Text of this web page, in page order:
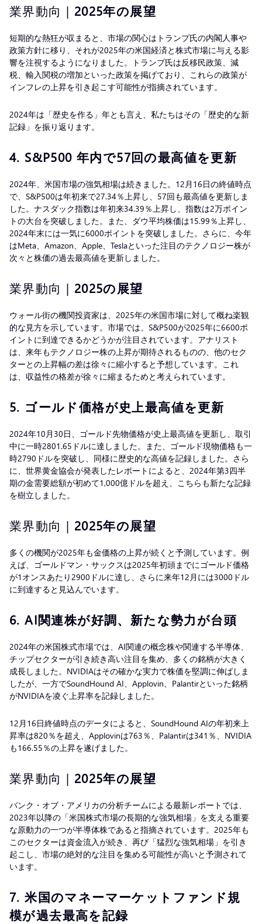
業界動向 | 2025年の展望
短期的な熱狂が収まると、市場の関心はトランプ氏の内閣人事や
政策方針に移り、それが2025年の米国経済と株式市場に与える影
響を注視するようになりました。トランプ氏は反移民政策、減
税、輸入関税の増加といった政策を掲げており、これらの政策が
インフレの上昇を引き起こす可能性が指摘されています。
2024年は「歴史を作る」年とも言え、私たちはその「歴史的な新
記録」を振り返ります。
4. S&P500 年内で57回の最高値を更新
2024年、米国市場の強気相場は続きました。12月16日の終値時点
で、S&P500は年初来で27.34％上昇し、57回も最高値を更新しま
した。ナスダック指数は年初来34.39％上昇し、指数は2万ポイン
トの大台を突破しました。また、ダウ平均株価は15.99％上昇し、
2024年末には一気に6000ポイントを突破しました。さらに、今年
はMeta、Amazon、Apple、Teslaといった注目のテクノロジー株が
次々と株価の過去最高値を更新しました。
業界動向 | 2025の展望
ウォール街の機関投資家は、2025年の米国市場に対して概ね楽観
的な見方を示しています。市場では、S&P500が2025年に6600ポ
イントに到達できるかどうかが注目されています。アナリスト
は、来年もテクノロジー株の上昇が期待されるものの、他のセク
ターとの上昇幅の差は徐々に縮小すると予想しています。これ
は、収益性の格差が徐々に縮まるためと考えられています。
5. ゴールド価格が史上最高値を更新
2024年10月30日、ゴールド先物価格が史上最高値を更新し、取引
中に一時2801.65ドルに達しました。また、ゴールド現物価格も一
時2790ドルを突破し、同様に歴史的な高値を記録しました。さら
に、世界黄金協会が発表したレポートによると、2024年第3四半
期の金需要総額が初めて1,000億ドルを超え、こちらも新たな記録
を樹立しました。
業界動向 | 2025年の展望
多くの機関が2025年も金価格の上昇が続くと予測しています。例
えば、ゴールドマン・サックスは2025年初頭までにゴールド価格
が1オンスあたり2900ドルに達し、さらに来年12月には3000ドル
に到達すると見込んでいます。
6. AI関連株が好調、新たな勢力が台頭
2024年の米国株式市場では、AI関連の概念株や関連する半導体、
チップセクターが引き続き高い注目を集め、多くの銘柄が大きく
成長しました。NVIDIAはその確かな実力で株価を堅調に伸ばしま
したが、一方でSoundHound AI、Applovin、Palantirといった銘柄
がNVIDIAを凌ぐ上昇率を記録しました。
12月16日終値時点のデータによると、SoundHound AIの年初来上
昇率は820％を超え、Applovinは763％、Palantirは341％、NVIDIA
も166.55％の上昇を遂げました。
業界動向 | 2025年の展望
バンク・オブ・アメリカの分析チームによる最新レポートでは、
2023年以降の「米国株式市場の長期的な強気相場」を支える重要
な原動力の一つが半導体株であると指摘されています。2025年も
このセクターは資金流入が続き、再び「猛烈な強気相場」を引き
起こし、市場の絶対的な注目を集める可能性が高いと予測されて
います。
7. 米国のマネーマーケットファンド規
模が過去最高を記録